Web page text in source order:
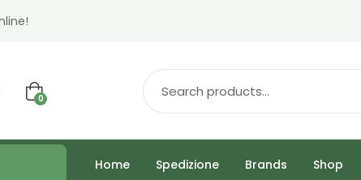
0
Home Spedizione Brands Shop